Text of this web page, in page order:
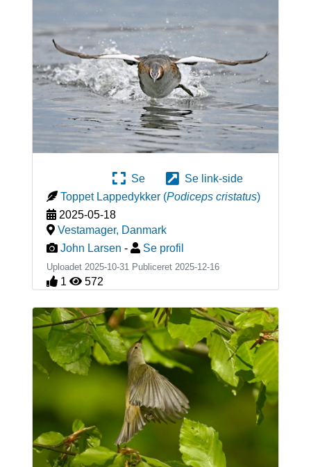
Se
Se link-side
Toppet Lappedykker (Podiceps cristatus)
2025-05-18
Vestamager, Danmark
John Larsen - Se profil
Uploadet 2025-10-31 Publiceret 2025-12-16
1 572